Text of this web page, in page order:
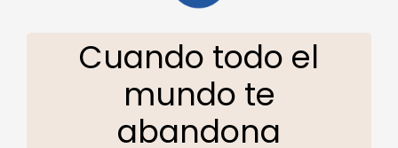
Cuando todo el
mundo te
abandona